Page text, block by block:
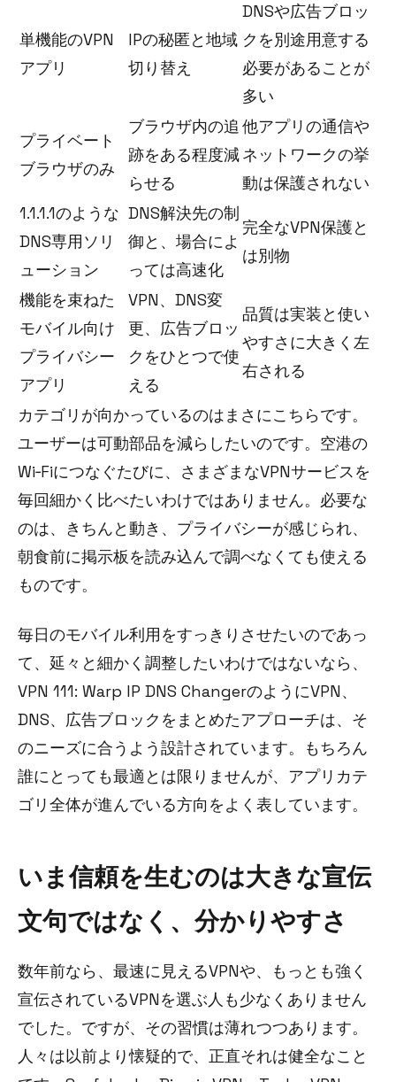
単機能のVPN
アプリ
IPの秘匿と地域
切り替え
DNSや広告ブロッ
クを別途用意する
必要があることが
多い
プライベート
ブラウザのみ
ブラウザ内の追
跡をある程度減
らせる
他アプリの通信や
ネットワークの挙
動は保護されない
1.1.1.1のような
DNS専用ソリ
ューション
DNS解決先の制
御と、場合によ
っては高速化
完全なVPN保護と
は別物
機能を束ねた
モバイル向け
プライバシー
アプリ
VPN、DNS変
更、広告ブロッ
クをひとつで使
える
品質は実装と使い
やすさに大きく左
右される
カテゴリが向かっているのはまさにこちらです。
ユーザーは可動部品を減らしたいのです。空港の
Wi‑Fiにつなぐたびに、さまざまなVPNサービスを
毎回細かく比べたいわけではありません。必要な
のは、きちんと動き、プライバシーが感じられ、
朝食前に掲示板を読み込んで調べなくても使える
ものです。
毎日のモバイル利用をすっきりさせたいのであっ
て、延々と細かく調整したいわけではないなら、
VPN 111: Warp IP DNS ChangerのようにVPN、
DNS、広告ブロックをまとめたアプローチは、そ
のニーズに合うよう設計されています。もちろん
誰にとっても最適とは限りませんが、アプリカテ
ゴリ全体が進んでいる方向をよく表しています。
いま信頼を生むのは大きな宣伝
文句ではなく、分かりやすさ
数年前なら、最速に見えるVPNや、もっとも強く
宣伝されているVPNを選ぶ人も少なくありません
でした。ですが、その習慣は薄れつつあります。
人々は以前より懐疑的で、正直それは健全なこと